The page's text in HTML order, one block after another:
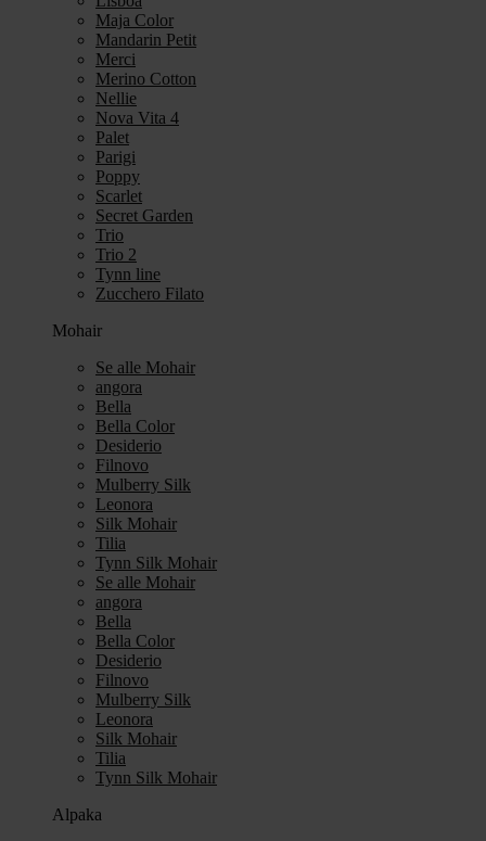
Maja Color
Mandarin Petit
Merci
Merino Cotton
Nellie
Nova Vita 4
Palet
Parigi
Poppy
Scarlet
Secret Garden
Trio
Trio 2
Tynn line
Zucchero Filato
Mohair
Se alle Mohair
angora
Bella
Bella Color
Desiderio
Filnovo
Mulberry Silk
Leonora
Silk Mohair
Tilia
Tynn Silk Mohair
Se alle Mohair
angora
Bella
Bella Color
Desiderio
Filnovo
Mulberry Silk
Leonora
Silk Mohair
Tilia
Tynn Silk Mohair
Alpaka